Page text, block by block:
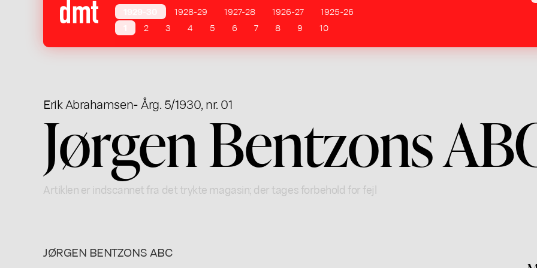
1928-29 1927-28 1926-27
1925-26
2 3 4 5 6 7 8 9 10
Erik Abrahamsen- Årg. 5/1930, nr. 01
Jørgen Bentzons
Artiklen er indscannet fra det trykte magasin; der tages forbehold for fejl
JØRGEN BENTZONS ABC